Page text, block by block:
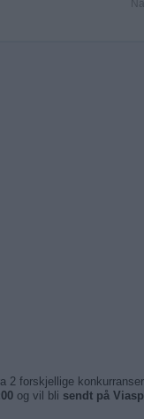
Natt
2 forskjellige
og vil bli sendt på